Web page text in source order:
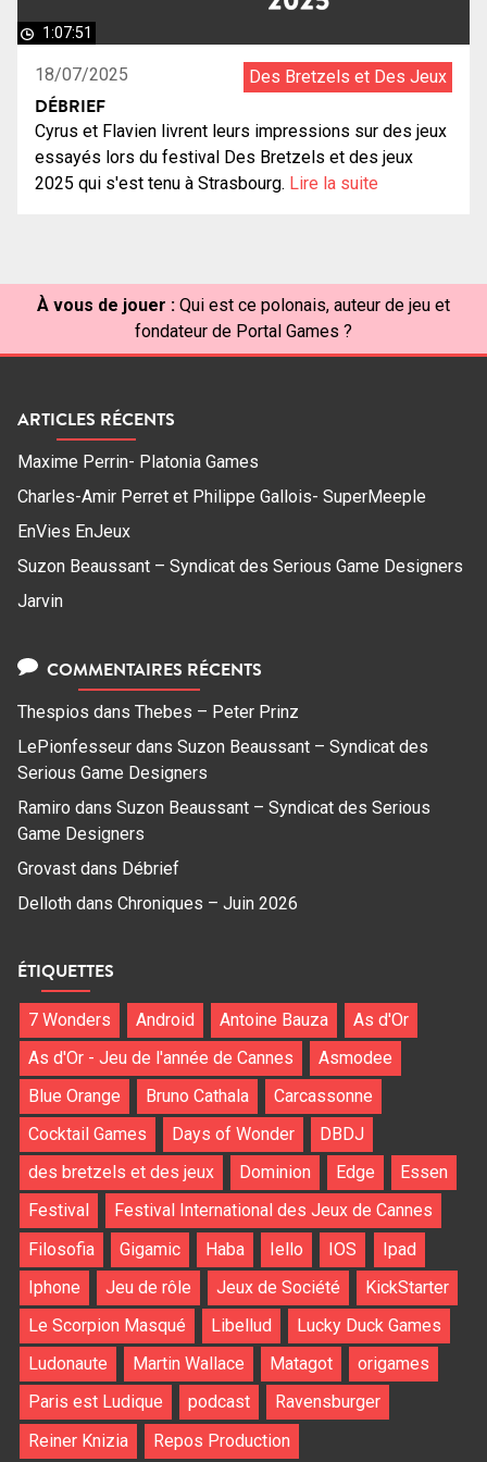
1:07:51
18/07/2025 Des Bretzels et Des Jeux
DÉBRIEF
Cyrus et Flavien livrent leurs impressions sur des jeux
essayés lors du festival Des Bretzels et des jeux
2025 qui s'est tenu à Strasbourg. Lire la suite
À vous de jouer : Qui est ce polonais, auteur de jeu et
fondateur de Portal Games ?
ARTICLES RÉCENTS
Maxime Perrin- Platonia Games
Charles-Amir Perret et Philippe Gallois- SuperMeeple
EnVies EnJeux
Suzon Beaussant – Syndicat des Serious Game Designers
Jarvin
COMMENTAIRES RÉCENTS
Thespios dans Thebes – Peter Prinz
LePionfesseur dans Suzon Beaussant – Syndicat des
Serious Game Designers
Ramiro dans Suzon Beaussant – Syndicat des Serious
Game Designers
Grovast dans Débrief
Delloth dans Chroniques – Juin 2026
ÉTIQUETTES
7 Wonders Android Antoine Bauza
As d'Or
As d'Or - Jeu de l'année de Cannes
Asmodee
Blue Orange
Bruno Cathala
Carcassonne
Cocktail Games
Days of Wonder
DBDJ
des bretzels et des jeux
Dominion Edge
Essen
Festival
Festival International des Jeux de Cannes
Filosofia
Gigamic Haba Iello IOS
Ipad
Iphone
Jeu de rôle Jeux de Société
KickStarter
Le Scorpion Masqué
Libellud
Lucky Duck Games
Ludonaute
Martin Wallace Matagot
origames
Paris est Ludique
podcast
Ravensburger
Reiner Knizia
Repos Production